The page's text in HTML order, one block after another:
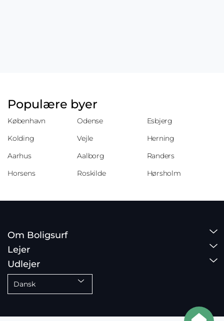
Populære byer
København Odense
Esbjerg
Kolding
Vejle
Herning
Aarhus
Aalborg
Randers
Horsens
Roskilde Hørsholm
Om Boligsurf
Lejer
Udlejer